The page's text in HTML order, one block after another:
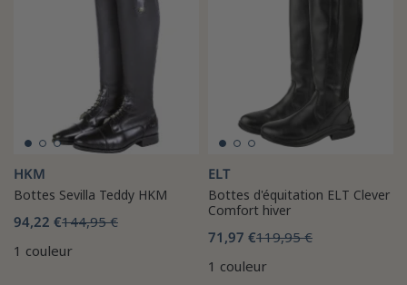
HKM
Bottes Sevilla Teddy HKM
94,22 €144,95 €
1 couleur
ELT
Bottes d'équitation ELT Clever
Comfort hiver
71,97 €119,95 €
1 couleur